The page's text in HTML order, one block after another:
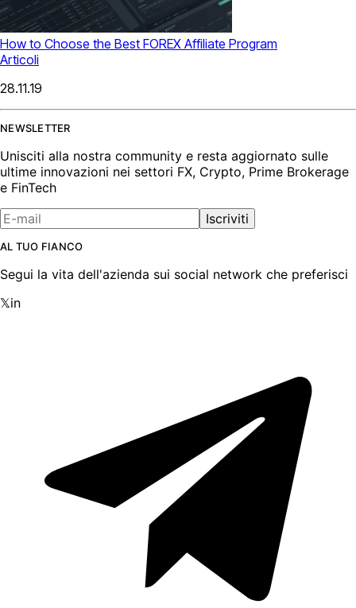
How to Choose the Best FOREX Affiliate Program
Articoli
28.11.19
NEWSLETTER
Unisciti alla nostra community e resta aggiornato sulle
ultime innovazioni nei settori FX, Crypto, Prime Brokerage
e FinTech
Iscriviti
AL TUO FIANCO
Segui la vita dell'azienda sui social network che preferisci
𝕏in